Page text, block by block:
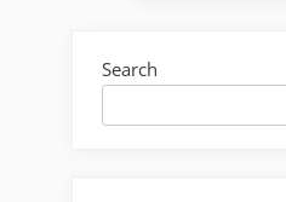
Search